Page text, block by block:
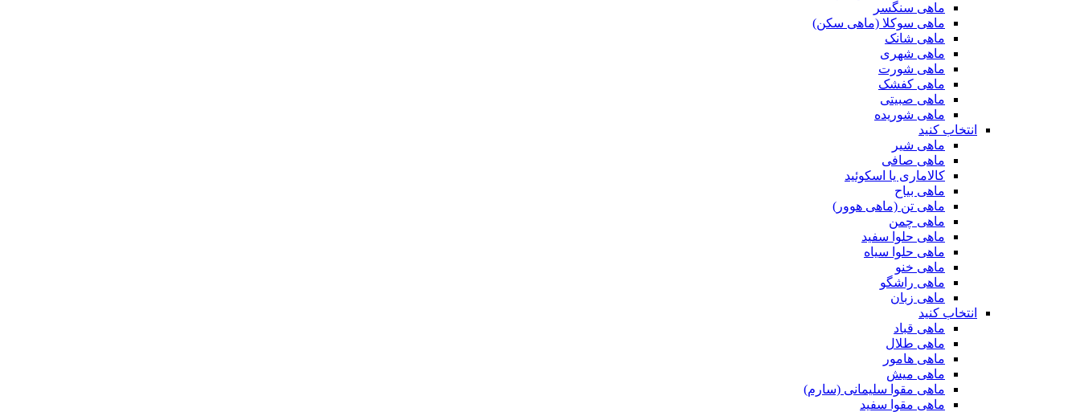
ماهی سنگسر
ماهی سوکلا (ماهی سکن)
ماهی شانک
ماهی شهری
ماهی شورت
ماهی کفشک
ماهی صبیتی
ماهی شوریده
انتخاب کنید
ماهی شیر
ماهی صافی
کالاماری یا اسکوئید
ماهی بیاح
ماهی تن (ماهی هوور)
ماهی چمن
ماهی حلوا سفید
ماهی حلوا سیاه
ماهی خنو
ماهی راشگو
ماهی زبان
انتخاب کنید
ماهی قباد
ماهی طلال
ماهی هامور
ماهی میش
ماهی مقوا سلیمانی (سارم)
ماهی مقوا سفید